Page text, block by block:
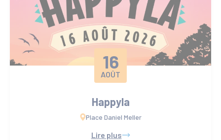
16
AOÛT
Happyla
Place Daniel Meller
Lire plus